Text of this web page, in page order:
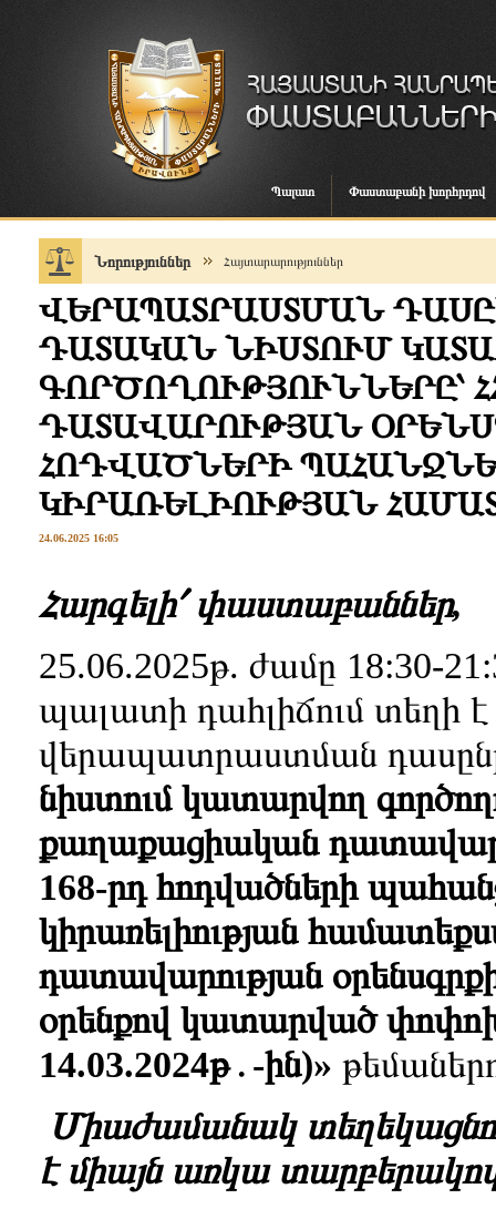
Պալատ Փաստաբանի խորհրդով
Նորություններ Հայտարարություններ
ՎԵՐԱՊԱՏՐԱՍՏՄԱՆ
ԴԱՏԱԿԱՆ ՆԻՍՏՈՒՄ
ԳՈՐԾՈՂՈՒԹՅՈՒՆՆԵՐԸ՝
ԴԱՏԱՎԱՐՈՒԹՅԱՆ
ՀՈԴՎԱԾՆԵՐԻ
ԿԻՐԱՌԵԼԻՈՒԹՅԱՆ
24.06.2025 16:05
Հարգելի՛ փաստաբաններ,
25.06.2025թ. ժամը 18:30-
պալատի դահլիճում տեղի է
վերապատրաստման
նիստում կատարվող
քաղաքացիական
168-րդ հոդվածների
կիրառելիության
դատավարության
օրենքով կատարված
14.03.2024թ․-ին)»
Միաժամանակ
է միայն առկա